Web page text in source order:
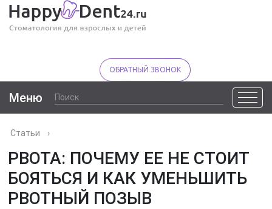
ОБРАТНЫЙ ЗВОНОК
Меню
Статьи ›
РВОТА: ПОЧЕМУ ЕЕ НЕ СТОИТ
БОЯТЬСЯ И КАК УМЕНЬШИТЬ
РВОТНЫЙ ПОЗЫВ